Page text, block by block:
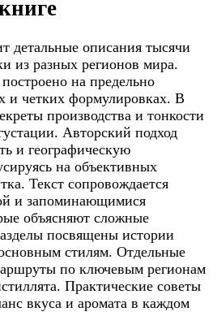
детальные описания тысячи
из разных регионов мира.
на предельно
и четких формулировках. В
производства и тонкости
Авторский подход
и географическую
на объективных
Текст сопровождается
и запоминающимися
объясняют сложные
посвящены истории
стилям. Отдельные
по ключевым регионам
Практические советы
вкуса и аромата в каждом